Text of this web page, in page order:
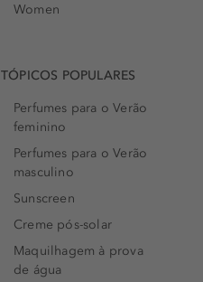
Women
TÓPICOS POPULARES
Perfumes para o Verão
feminino
Perfumes para o Verão
masculino
Sunscreen
Creme pós-solar
Maquilhagem à prova
de água